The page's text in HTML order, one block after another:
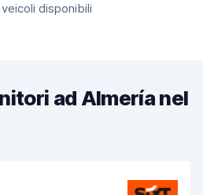
disponibili
ad Almería nel